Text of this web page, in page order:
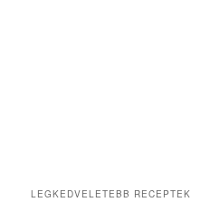
LEGKEDVELETEBB RECEPTEK